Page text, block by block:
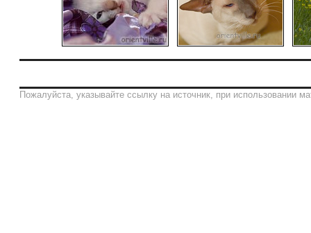
Пожалуйста, указывайте ссылку на источник, при использовании